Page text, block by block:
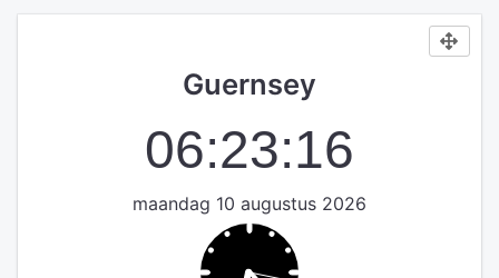
Guernsey
06:23:17
maandag 10 augustus 2026